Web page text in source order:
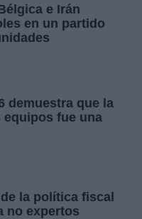
e Irán
en un partido
demuestra que la
equipos fue una
la política fiscal
no expertos